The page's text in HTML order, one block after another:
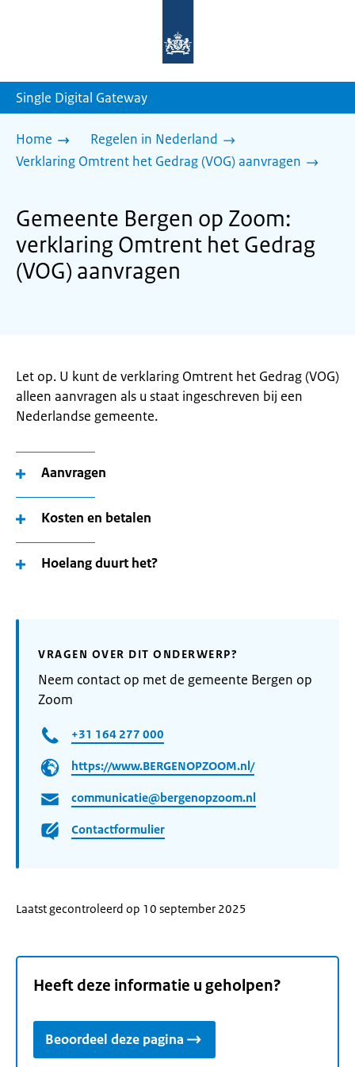
homepage
Single Digital Gateway
Home
Regelen in Nederland
Verklaring Omtrent het Gedrag (VOG) aanvragen
Gemeente Bergen op Zoom:
verklaring Omtrent het Gedrag
(VOG) aanvragen
Let op. U kunt de verklaring Omtrent het Gedrag (VOG)
alleen aanvragen als u staat ingeschreven bij een
Nederlandse gemeente.
Aanvragen
Kosten en betalen
Hoelang duurt het?
VRAGEN OVER DIT ONDERWERP?
Neem contact op met de gemeente Bergen op
Zoom
+31 164 277 000
https://www.BERGENOPZOOM.nl/
communicatie@bergenopzoom.nl
Contactformulier
Laatst gecontroleerd op 10 september 2025
Heeft deze informatie u geholpen?
Beoordeel deze pagina